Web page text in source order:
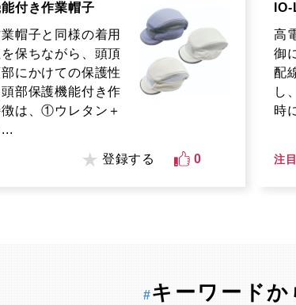
付き作業帽子
帽子と同様の着用
保ちながら、頭頂
にかけての保護性
部保護機能付き作
は、①ウレタン＋
登録する 0
高
御
配
し
時
注
#キーワードか